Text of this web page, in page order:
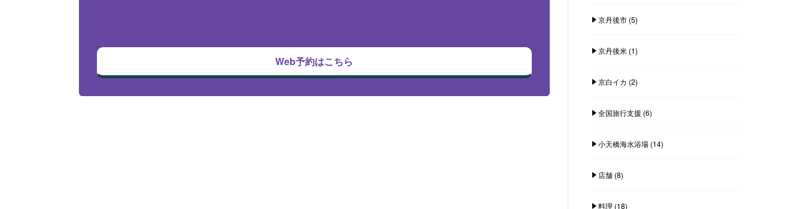
Web予約はこちら
京丹後市(5)
京丹後米(1)
京白イカ (2)
全国旅行支援 (6)
小天橋海水浴場(14)
店舗(8)
料理 (18)